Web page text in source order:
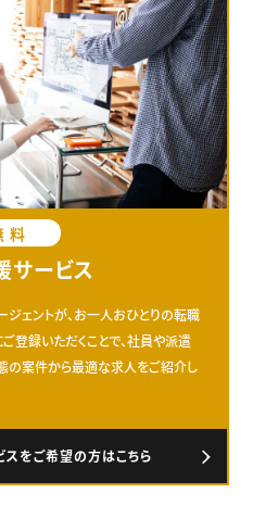
料
サービス
ジェントが、お一人おひとりの転職
登録いただくことで、社員や派遣
の案件から最適な求人をご紹介し
をご希望の方はこちら